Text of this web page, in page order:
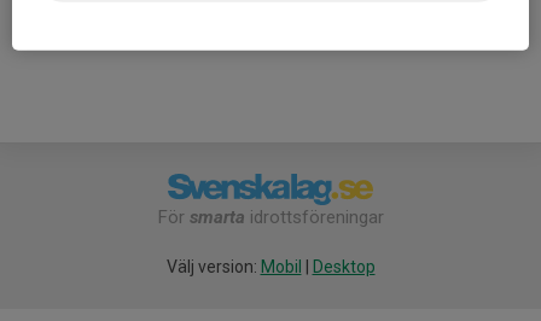
För smarta idrottsföreningar
Välj version: Mobil Desktop